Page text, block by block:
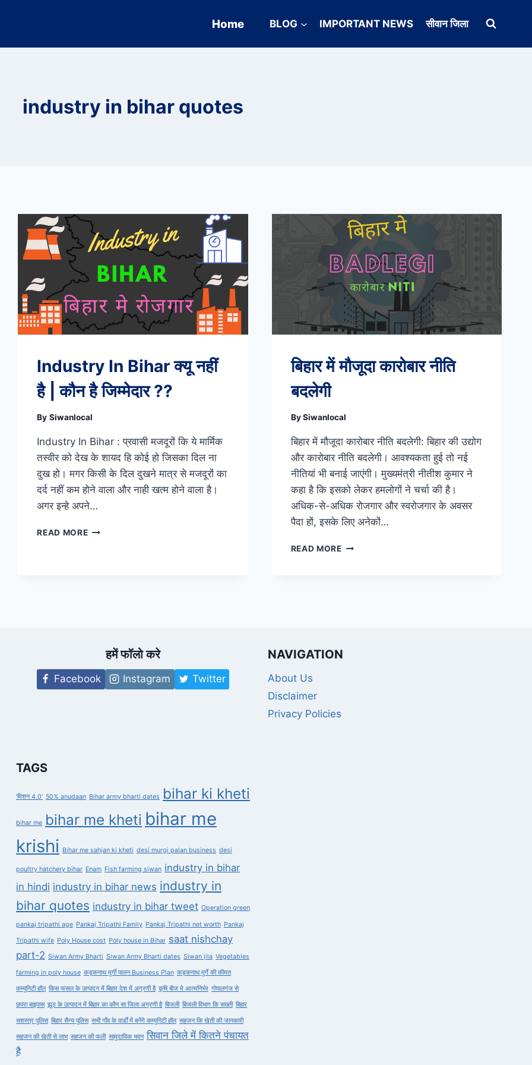
Home BLOG IMPORTANT NEWS सीवान जिला
industry in bihar quotes
Industry In Bihar क्यू नहीं
है | कौन है जिम्मेदार ??
By Siwanlocal
Industry In Bihar : प्रवासी मजदूरों कि ये मार्मिक
तस्वीर को देख के शायद हि कोई हो जिसका दिल ना
दुख हो। मगर किसी के दिल दुखने मात्र से मजदूरों का
दर्द नहीं कम होने वाला और नाही खत्म होने वाला है।
अगर इन्हे अपने…
READ MOREINDUSTRY
बिहार में मौजूदा कारोबार नीति
बदलेगी
By Siwanlocal
बिहार में मौजूदा कारोबार नीति बदलेगी: बिहार की उद्योग
और कारोबार नीति बदलेगी। आवश्यकता हुई तो नई
नीतियां भी बनाई जाएंगी। मुख्यमंत्री नीतीश कुमार ने
कहा है कि इसको लेकर हमलोगों ने चर्चा की है।
अधिक-से-अधिक रोजगार और स्वरोजगार के अवसर
पैदा हों, इसके लिए अनेकों…
READ MOREबिहार
हमें फॉलो करे
Facebook Instagram Twitter
NAVIGATION
About Us
Disclaimer
Privacy Policies
TAGS
'मिशन 4.0' 50% anudaan Bihar army bharti dates bihar ki kheti
bihar me bihar me kheti bihar me
krishi Bihar me sahjan ki kheti desi murgi palan business desi
poultry hatchery bihar Enam Fish farming siwan industry in bihar
in hindi industry in bihar news industry in
bihar quotes industry in bihar tweet Operation green
pankaj tripathi age Pankaj Tripathi Family Pankaj Tripathi net worth Pankaj
Tripathi wife Poly House cost Poly house in Bihar saat nishchay
part-2 Siwan Army Bharti Siwan Army Bharti dates Siwan jila Vegetables
farming in poly house कड़कनाथ मुर्गी पालन Business Plan कड़कनाथ मुर्गे की कीमत
कम्युनिटी हॉल किस फसल के उत्पादन में बिहार देश में अग्रणी है कृषि बीज मे आत्मनिर्भर गोपालगंज से
छपरा बाइपास झूठ के उत्पादन में बिहार का कौन सा जिला अग्रणी है बिजली बिजली विभाग कि सख्ती बिहार
सशस्त्र पुलिस बिहार सैन्य पुलिस सभी गाँव के वार्डों में बनेंगे कम्युनिटी हॉल सहजन कि खेती की जानकारी
सहजन की खेती से लाभ सहजन की फली सामुदायिक भवन सिवान जिले में कितने पंचायत
है